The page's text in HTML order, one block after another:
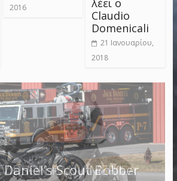
2016
λέει ο
Claudio
Domenicali
21 Ιανουαρίου,
2018
Scout Bobber